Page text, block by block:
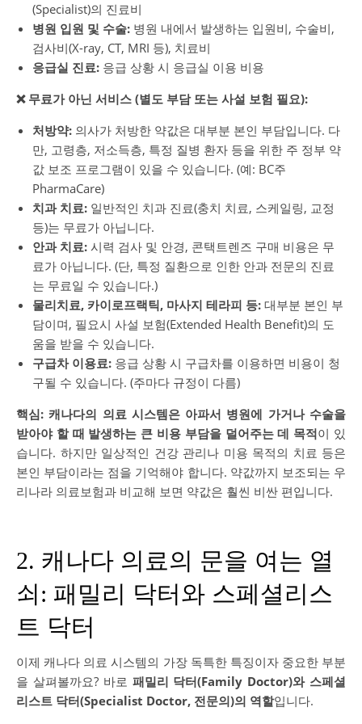
(Specialist)의 진료비
병원 입원 및 수술: 병원 내에서 발생하는 입원비, 수술비,
검사비(X-ray, CT, MRI 등), 치료비
응급실 진료: 응급 상황 시 응급실 이용 비용
❌ 무료가 아닌 서비스 (별도 부담 또는 사설 보험 필요):
처방약: 의사가 처방한 약값은 대부분 본인 부담입니다. 다
만, 고령층, 저소득층, 특정 질병 환자 등을 위한 주 정부 약
값 보조 프로그램이 있을 수 있습니다. (예: BC주
PharmaCare)
치과 치료: 일반적인 치과 진료(충치 치료, 스케일링, 교정
등)는 무료가 아닙니다.
안과 치료: 시력 검사 및 안경, 콘택트렌즈 구매 비용은 무
료가 아닙니다. (단, 특정 질환으로 인한 안과 전문의 진료
는 무료일 수 있습니다.)
물리치료, 카이로프랙틱, 마사지 테라피 등: 대부분 본인 부
담이며, 필요시 사설 보험(Extended Health Benefit)의 도
움을 받을 수 있습니다.
구급차 이용료: 응급 상황 시 구급차를 이용하면 비용이 청
구될 수 있습니다. (주마다 규정이 다름)
핵심: 캐나다의 의료 시스템은 아파서 병원에 가거나 수술을
받아야 할 때 발생하는 큰 비용 부담을 덜어주는 데 목적이 있
습니다. 하지만 일상적인 건강 관리나 미용 목적의 치료 등은
본인 부담이라는 점을 기억해야 합니다. 약값까지 보조되는 우
리나라 의료보험과 비교해 보면 약값은 훨씬 비싼 편입니다.
2. 캐나다 의료의 문을 여는 열
쇠: 패밀리 닥터와 스페셜리스
트 닥터
이제 캐나다 의료 시스템의 가장 독특한 특징이자 중요한 부분
을 살펴볼까요? 바로 패밀리 닥터(Family Doctor)와 스페셜
리스트 닥터(Specialist Doctor, 전문의)의 역할입니다.